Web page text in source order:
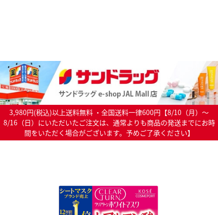
3,980円(税込)以上送料無料 ・全国送料一律600円【8/10（月）～
8/16（日）にいただいたご注文は、通常よりも商品の発送までにお時
間をいただく場合がございます。予めご了承ください】